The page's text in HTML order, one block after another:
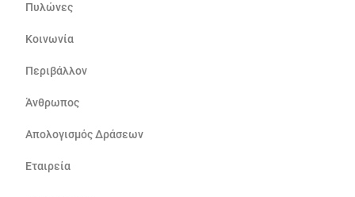
Πυλώνες
Κοινωνία
Περιβάλλον
Άνθρωπος
Απολογισμός Δράσεων
Εταιρεία